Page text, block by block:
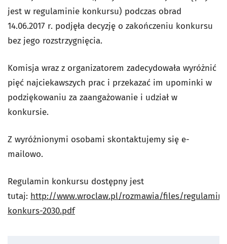
jest w regulaminie konkursu) podczas obrad
14.06.2017 r. podjęła decyzję o zakończeniu konkursu
bez jego rozstrzygnięcia.
Komisja wraz z organizatorem zadecydowała wyróżnić
pięć najciekawszych prac i przekazać im upominki w
podziękowaniu za zaangażowanie i udział w
konkursie.
Z wyróżnionymi osobami skontaktujemy się e-
mailowo.
Regulamin konkursu dostępny jest
tutaj: http://www.wroclaw.pl/rozmawia/files/regulamin-
konkurs-2030.pdf